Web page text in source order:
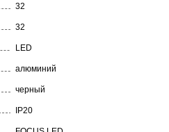
32
32
LED
алюминий
черный
IP20